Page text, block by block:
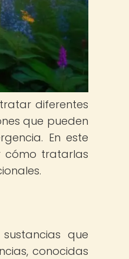
diferentes
que pueden
En este
cómo tratarlas
que
conocidas